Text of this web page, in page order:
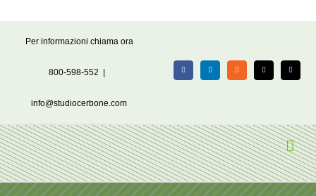
Per informazioni chiama ora
800-598-552
info@studiocerbone.com
FacebookLinkedIn Rss X Email